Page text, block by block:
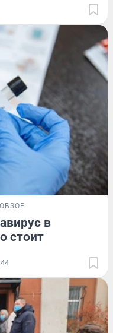
ОБЗОР
в
стоит
44